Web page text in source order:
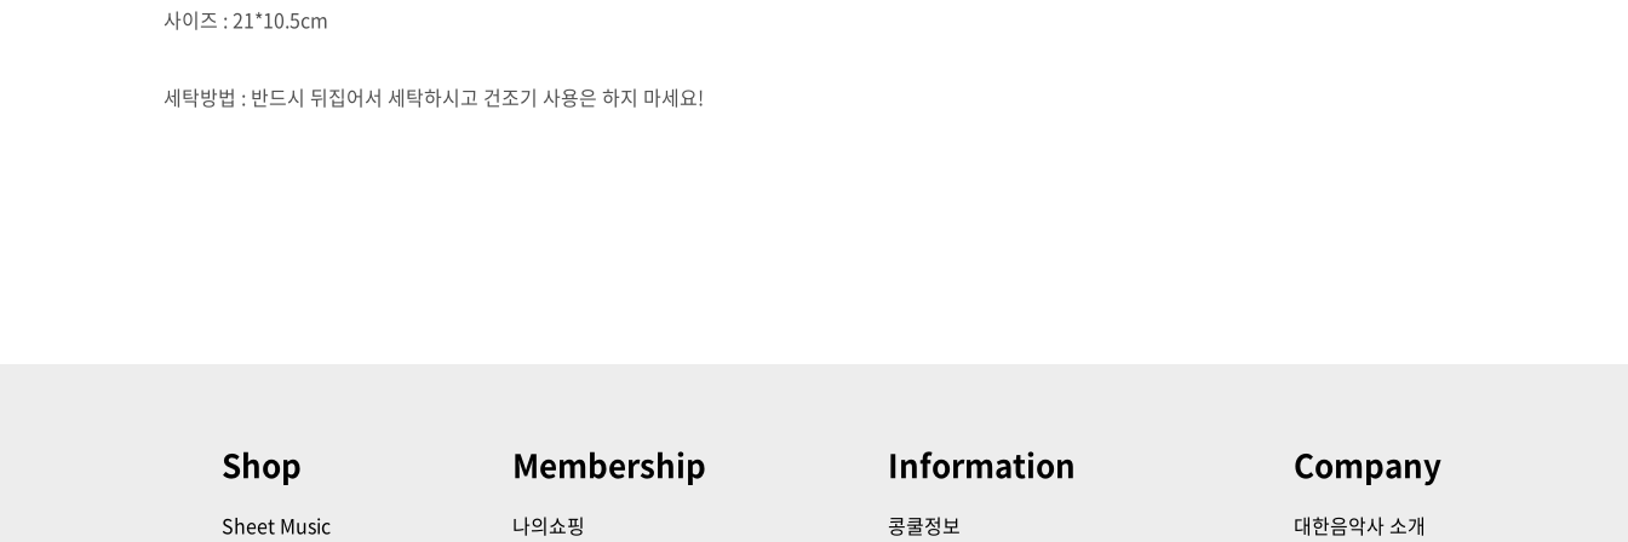
사이즈 : 21*10.5cm
세탁방법 : 반드시 뒤집어서 세탁하시고 건조기 사용은 하지 마세요!
Shop
Sheet Music
Membership
나의쇼핑
Information
콩쿨정보
Company
대한음악사 소개